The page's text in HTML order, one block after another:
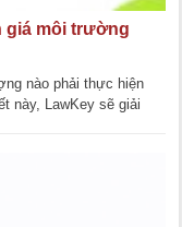
giá môi trường
nào phải thực hiện
này, LawKey sẽ giải